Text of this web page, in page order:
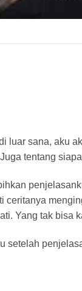
luar sana, aku
tentang
ceritanya
Yang tak bisa
setelah